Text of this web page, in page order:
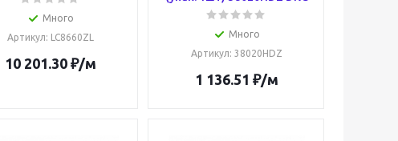
Много
Артикул: LC8660ZL
10 201.30₽/м
Много
Артикул: 38020HDZ
1 136.51 ₽/м